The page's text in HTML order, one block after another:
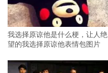
我选择原谅他是什么梗，让人绝
望的我选择原谅他表情包图片